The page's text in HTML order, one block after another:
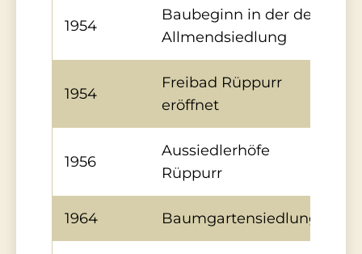
1954
Baubeginn in der der
Allmendsiedlung
1954
Freibad Rüppurr
eröffnet
1956
Aussiedlerhöfe
Rüppurr
1964 Baumgartensiedlung